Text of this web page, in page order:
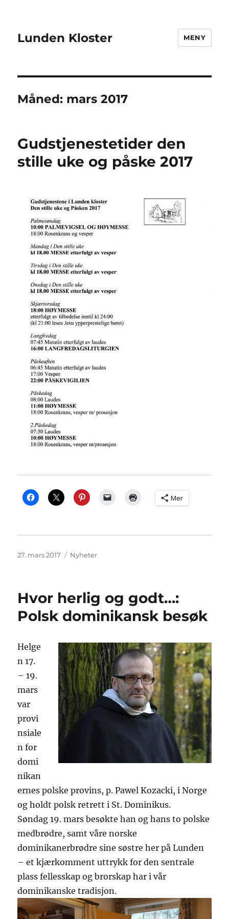
Lunden Kloster MENY
Måned: mars 2017
Gudstjenestetider den
stille uke og påske 2017
Mer
Publisert
27. mars 2017 Kategorier
Nyheter
Hvor herlig og godt…:
Polsk dominikansk besøk
Helge
n 17.
– 19.
mars
var
provi
nsiale
n for
domi
nikan
ernes polske provins, p. Pawel Kozacki, i Norge
og holdt polsk retrett i St. Dominikus.
Søndag 19. mars besøkte han og hans to polske
medbrødre, samt våre norske
dominikanerbrødre sine søstre her på Lunden
– et kjærkomment uttrykk for den sentrale
plass fellesskap og brorskap har i vår
dominikanske tradisjon.